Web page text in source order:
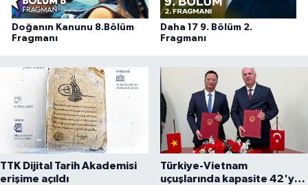
Doğanın Kanunu 8.Bölüm
Fragmanı
Daha 17 9. Bölüm 2.
Fragmanı
TTK Dijital Tarih Akademisi
erişime açıldı
Türkiye-Vietnam
uçuşlarında kapasite 42'ye